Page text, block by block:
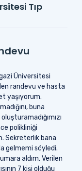
Tıp
Üniversitesi
randevu ve hasta
yaşıyorum.
buna
polikliniği
Sekreterlik bana
gelmemi söyledi.
aldım. Verilen
7 kişi olduğu